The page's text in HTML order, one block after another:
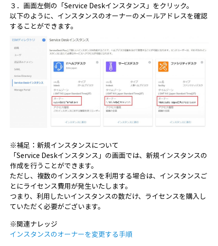
３．画面左側の「Service Deskインスタンス」をクリック。
以下のように、インスタンスのオーナーのメールアドレスを確認
することができます。
※補足：新規インスタンスについて
「Service Deskインスタンス」の画面では、新規インスタンスの
作成を行うことができます。
ただし、複数のインスタンスを利用する場合は、インスタンスご
とにライセンス費用が発生いたします。
つまり、利用したいインスタンスの数だけ、ライセンスを購入し
ていただく必要がございます。
※関連ナレッジ
インスタンスのオーナーを変更する手順